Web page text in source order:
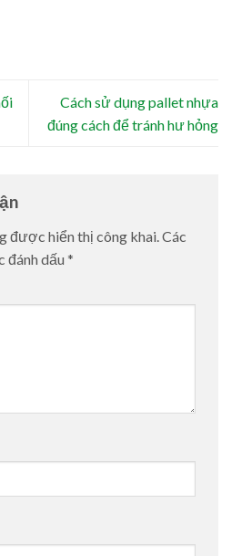
Cách sử dụng pallet nhựa
đúng cách để tránh hư hỏng
được hiển thị công khai.Các
dấu *